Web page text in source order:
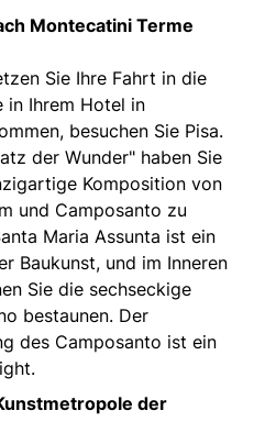
Montecatini Terme
Sie Ihre Fahrt in die
in Ihrem Hotel in
besuchen Sie Pisa.
der Wunder" haben Sie
Komposition von
und Camposanto zu
Maria Assunta ist ein
Baukunst, und im Inneren
Sie die sechseckige
bestaunen. Der
des Camposanto ist ein
der